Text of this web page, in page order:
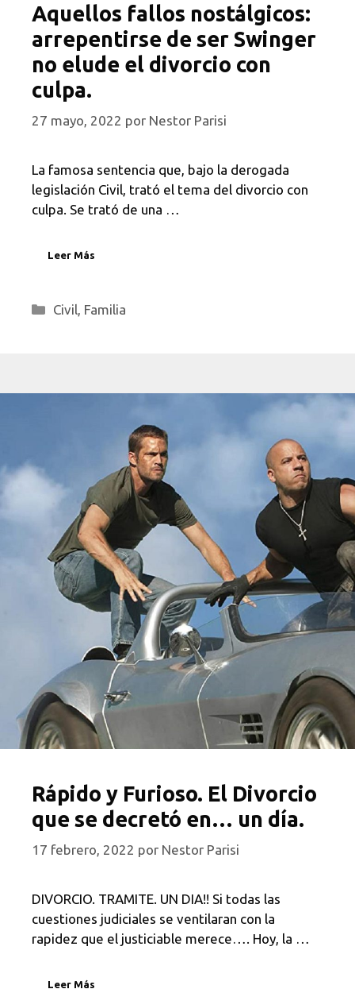
Aquellos fallos nostálgicos:
arrepentirse de ser Swinger
no elude el divorcio con
culpa.
27 mayo, 2022 por Nestor Parisi
La famosa sentencia que, bajo la derogada
legislación Civil, trató el tema del divorcio con
culpa. Se trató de una …
Leer Más
Categorías
Civil, Familia
Rápido y Furioso. El Divorcio
que se decretó en… un día.
17 febrero, 2022 por Nestor Parisi
DIVORCIO. TRAMITE. UN DIA!! Si todas las
cuestiones judiciales se ventilaran con la
rapidez que el justiciable merece…. Hoy, la …
Leer Más